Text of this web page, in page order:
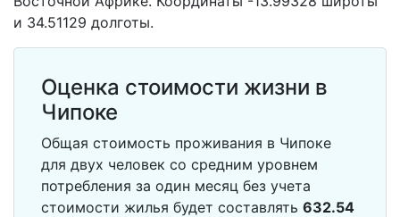
и 34.51129 долготы.
Оценка стоимости жизни в
Чипоке
Общая стоимость проживания в Чипоке
для двух человек со средним уровнем
потребления за один месяц без учета
стоимости жилья будет составлять 632.54